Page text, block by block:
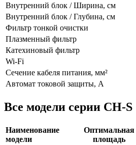
Внутренний блок / Ширина, см
Внутренний блок / Глубина, см
Фильтр тонкой очистки
Плазменный фильтр
Катехиновый фильтр
Wi-Fi
Сечение кабеля питания, мм²
Автомат токовой защиты, А
Все модели серии CH-S
Наименование
модели
Оптимальная
площадь